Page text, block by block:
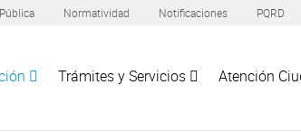
Normatividad Notificaciones PQRD
Trámites y Servicios Atención